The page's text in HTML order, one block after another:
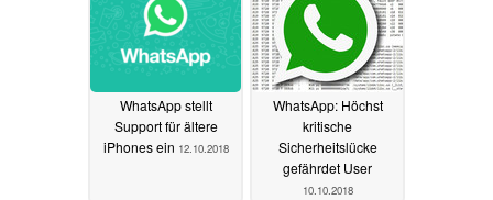
WhatsApp stellt
Support für ältere
iPhones ein 12.10.2018
WhatsApp: Höchst
kritische
Sicherheitslücke
gefährdet User
10.10.2018